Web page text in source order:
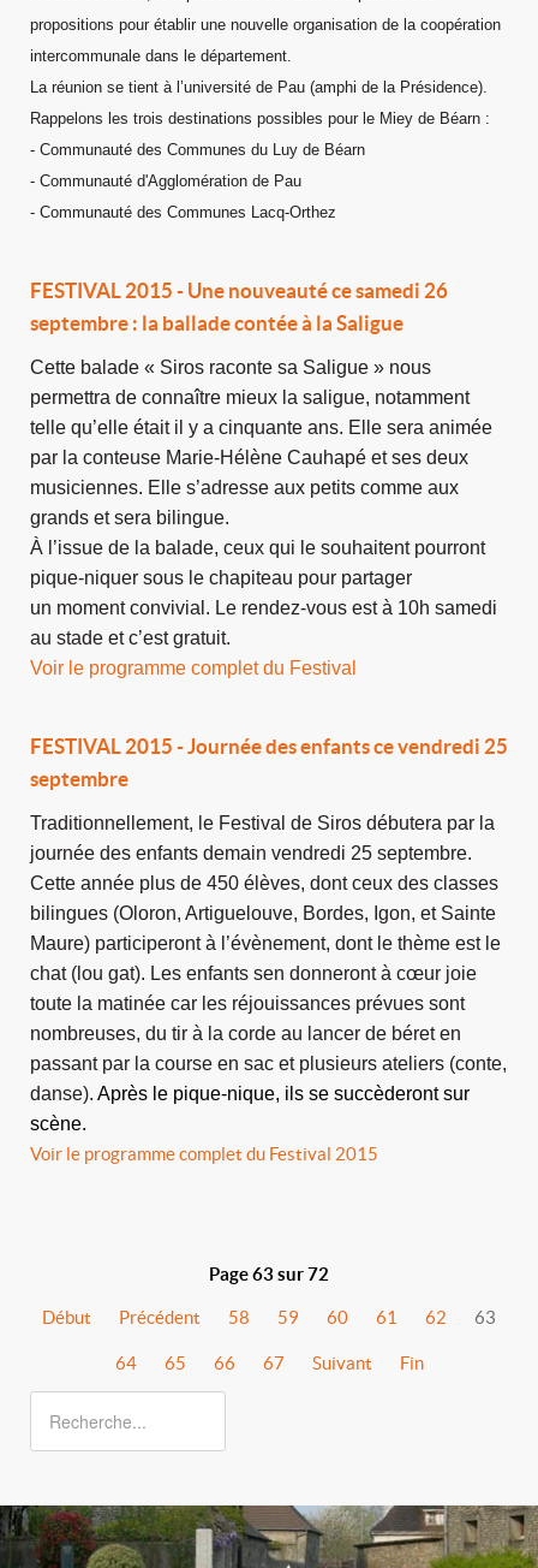
propositions pour établir une nouvelle organisation de la coopération
intercommunale dans le département.
La réunion se tient à l’université de Pau (amphi de la Présidence).
Rappelons les trois destinations possibles pour le Miey de Béarn :
- Communauté des Communes du Luy de Béarn
- Communauté d'Agglomération de Pau
- Communauté des Communes Lacq-Orthez
FESTIVAL 2015 - Une nouveauté ce samedi 26
septembre : la ballade contée à la Saligue
Cette balade « Siros raconte sa Saligue » nous
permettra de connaître mieux la saligue, notamment
telle qu’elle était il y a cinquante ans. Elle sera animée
par la conteuse Marie-Hélène Cauhapé et ses deux
musiciennes. Elle s’adresse aux petits comme aux
grands et sera bilingue.
À l’issue de la balade, ceux qui le souhaitent pourront
pique-niquer sous le chapiteau pour partager
un moment convivial. Le rendez-vous est à 10h samedi
au stade et c’est gratuit.
Voir le programme complet du Festival
FESTIVAL 2015 - Journée des enfants ce vendredi 25
septembre
Traditionnellement, le Festival de Siros débutera par la
journée des enfants demain vendredi 25 septembre.
Cette année plus de 450 élèves, dont ceux des classes
bilingues (Oloron, Artiguelouve, Bordes, Igon, et Sainte
Maure) participeront à l’évènement, dont le thème est le
chat (lou gat). Les enfants sen donneront à cœur joie
toute la matinée car les réjouissances prévues sont
nombreuses, du tir à la corde au lancer de béret en
passant par la course en sac et plusieurs ateliers (conte,
danse). Après le pique-nique, ils se succèderont sur
scène.
Voir le programme complet du Festival 2015
Page 63 sur 72
Début Précédent 58 59 60 61 62 63
64 65 66 67 Suivant Fin